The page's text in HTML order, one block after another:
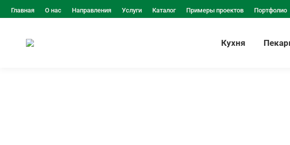
Главная О нас Направления Услуги Каталог Примеры проектов Портфолио
Кухня